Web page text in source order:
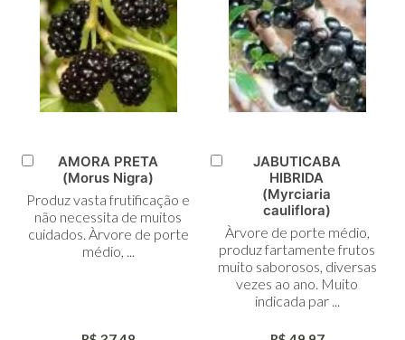
Adicionar
Carrinho
AMORA PRETA
(Morus Nigra)
Produz vasta frutificação e
não necessita de muitos
cuidados. Àrvore de porte
médio, ...
Adicionar
Carrinho
JABUTICABA
HIBRIDA
(Myrciaria
cauliflora)
Àrvore de porte médio,
produz fartamente frutos
muito saborosos, diversas
vezes ao ano. Muito
indicada par ...